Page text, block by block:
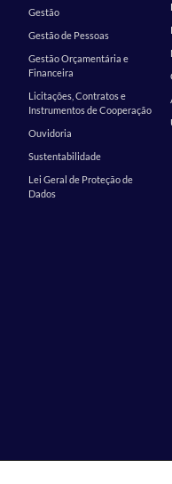
Gestão
Gestão de Pessoas
Gestão Orçamentária e
Financeira
Licitações, Contratos e
Instrumentos de Cooperação
Ouvidoria
Sustentabilidade
Lei Geral de Proteção de
Dados